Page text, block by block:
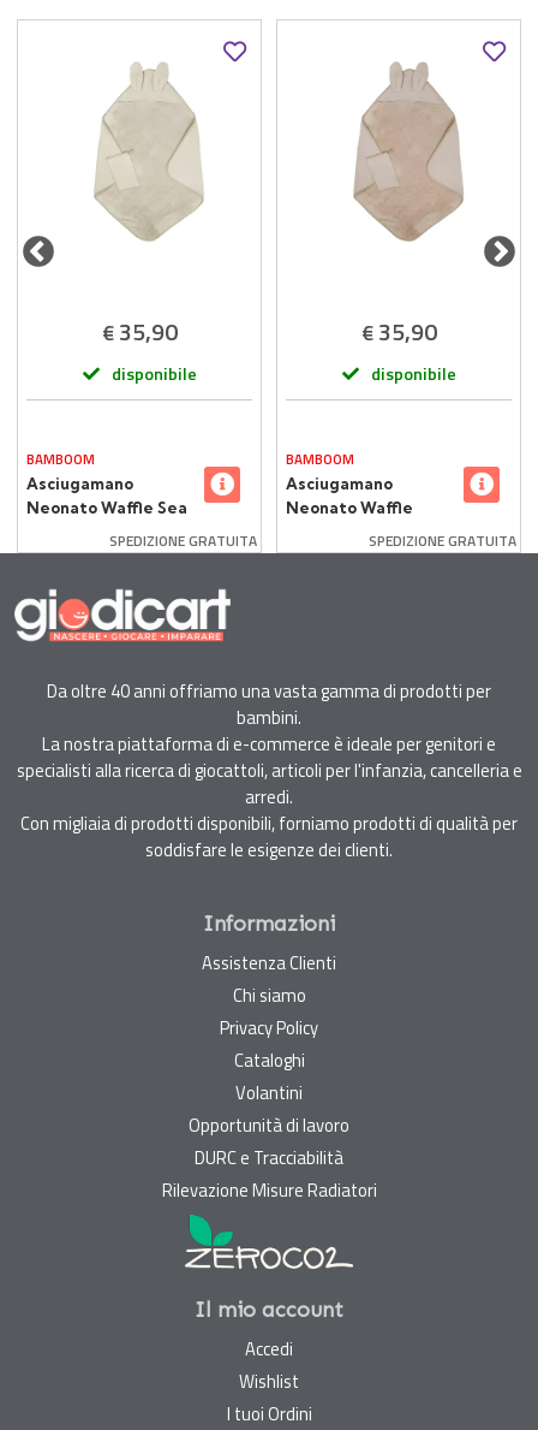
€ 35,90
disponibile
BAMBOOM
Asciugamano
Neonato Waffle Sea
Breeze BamboomSPEDIZIONE GRATUITA
€ 35,90
disponibile
BAMBOOM
Asciugamano
Neonato Waffle
Mocha Sand
Bamboom
SPEDIZIONE GRATUITA
Da oltre 40 anni offriamo una vasta gamma di prodotti per
bambini.
La nostra piattaforma di e-commerce è ideale per genitori e
specialisti alla ricerca di giocattoli, articoli per l'infanzia, cancelleria e
arredi.
Con migliaia di prodotti disponibili, forniamo prodotti di qualità per
soddisfare le esigenze dei clienti.
Informazioni
Assistenza Clienti
Chi siamo
Privacy Policy
Cataloghi
Volantini
Opportunità di lavoro
DURC e Tracciabilità
Rilevazione Misure Radiatori
Il mio account
Accedi
Wishlist
I tuoi Ordini